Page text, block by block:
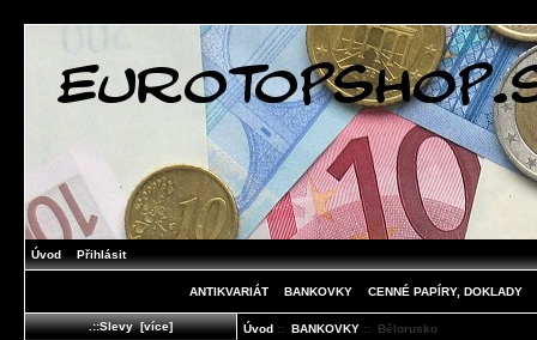
Úvod Přihlásit
ANTIKVARIÁT BANKOVKY CENNÉ PAPÍRY, DOKLADY
.::Slevy [více] Úvod:: BANKOVKY:: Bělorusko